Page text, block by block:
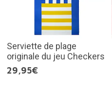
Serviette de plage
originale du jeu Checkers
29,95€